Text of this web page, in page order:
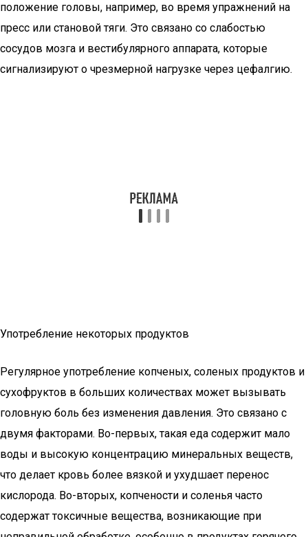
положение головы, например, во время упражнений на
пресс или становой тяги. Это связано со слабостью
сосудов мозга и вестибулярного аппарата, которые
сигнализируют о чрезмерной нагрузке через цефалгию.
Употребление некоторых продуктов
Регулярное употребление копченых, соленых продуктов и
сухофруктов в больших количествах может вызывать
головную боль без изменения давления. Это связано с
двумя факторами. Во-первых, такая еда содержит мало
воды и высокую концентрацию минеральных веществ,
что делает кровь более вязкой и ухудшает перенос
кислорода. Во-вторых, копчености и соленья часто
содержат токсичные вещества, возникающие при